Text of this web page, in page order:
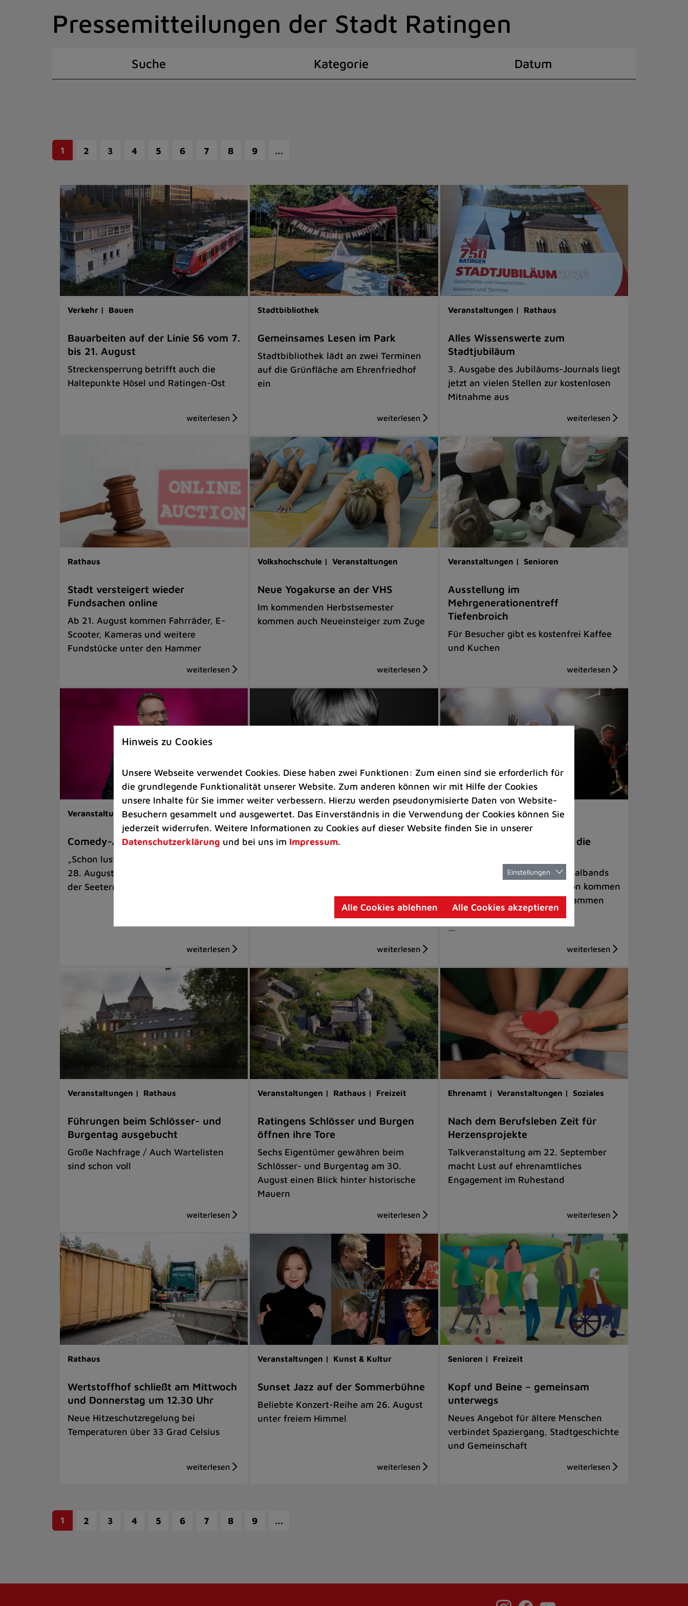
Pressemitteilungen der Stadt Ratingen
Suche Kategorie Datum
1 2 3 4 5 6 7 8 9 …
Verkehr | Bauen
Bauarbeiten auf der Linie S6 vom 7.
bis 21. August
Streckensperrung betrifft auch die
Haltepunkte Hösel und Ratingen-Ost
Stadtbibliothek
Gemeinsames Lesen im Park
Stadtbibliothek lädt an zwei Terminen
auf die Grünfläche am Ehrenfriedhof
ein
Veranstaltungen | Rathaus
Alles Wissenswerte zum
Stadtjubiläum
3. Ausgabe des Jubiläums-Journals liegt
jetzt an vielen Stellen zur kostenlosen
Mitnahme aus
Rathaus
Stadt versteigert wieder
Fundsachen online
Ab 21. August kommen Fahrräder, E-
Scooter, Kameras und weitere
Fundstücke unter den Hammer
Volkshochschule | Veranstaltungen
Neue Yogakurse an der VHS
Im kommenden Herbstsemester
kommen auch Neueinsteiger zum Zuge
Veranstaltungen | Senioren
Ausstellung im
Mehrgenerationentreff
Tiefenbroich
Für Besucher gibt es kostenfrei Kaffee
und Kuchen
Veranstaltungen | Kunst & Kultur
Comedy-Abend mit Benni Stark
„Schon lustig, wenn’s witzig ist!“ am
28. August auf der Sommerbühne an
der Seeterrasse
Veranstaltungen
Kultkicker Ansgar Brinkmann
Veranstaltungen
„Manege Madness“ bringt die
Internationale Rock- und Metalbands
und starke Acts aus der Region kommen
am 17. Oktober in Lintorf zusammen
…
Veranstaltungen | Rathaus
Führungen beim Schlösser- und
Burgentag ausgebucht
Große Nachfrage / Auch Wartelisten
sind schon voll
Veranstaltungen | Rathaus | Freizeit
Ratingens Schlösser und Burgen
öffnen ihre Tore
Sechs Eigentümer gewähren beim
Schlösser- und Burgentag am 30.
August einen Blick hinter historische
Mauern
Ehrenamt | Veranstaltungen | Soziales
Nach dem Berufsleben Zeit für
Herzensprojekte
Talkveranstaltung am 22. September
macht Lust auf ehrenamtliches
Engagement im Ruhestand
Rathaus
Wertstoffhof schließt am Mittwoch
und Donnerstag um 12.30 Uhr
Neue Hitzeschutzregelung bei
Temperaturen über 33 Grad Celsius
Veranstaltungen | Kunst & Kultur
Sunset Jazz auf der Sommerbühne
Beliebte Konzert-Reihe am 26. August
unter freiem Himmel
Senioren | Freizeit
Kopf und Beine – gemeinsam
unterwegs
Neues Angebot für ältere Menschen
verbindet Spaziergang, Stadtgeschichte
und Gemeinschaft
1 2 3 4 5 6 7 8 9 …
Hinweis zu Cookies
Unsere Webseite verwendet Cookies. Diese haben zwei Funktionen: Zum einen sind sie erforderlich für
die grundlegende Funktionalität unserer Website. Zum anderen können wir mit Hilfe der Cookies
unsere Inhalte für Sie immer weiter verbessern. Hierzu werden pseudonymisierte Daten von Website-
Besuchern gesammelt und ausgewertet. Das Einverständnis in die Verwendung der Cookies können Sie
jederzeit widerrufen. Weitere Informationen zu Cookies auf dieser Website finden Sie in unserer
Datenschutzerklärung und bei uns im Impressum.
Einstellungen
Alle Cookies ablehnen Alle Cookies akzeptieren